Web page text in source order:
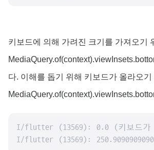
키보드에 의해 가려진 크기를 가져오기
다. 이해를 돕기 위해 키보드가 올라오기
I/flutter (13569): 0.0 (키보드가
I/flutter (13569):